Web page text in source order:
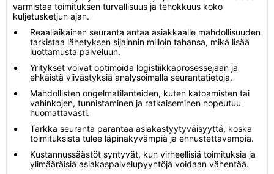
varmistaa toimituksen turvallisuus ja tehokkuus koko
kuljetusketjun ajan.
Reaaliaikainen seuranta antaa asiakkaalle mahdollisuuden
tarkistaa lähetyksen sijainnin milloin tahansa, mikä lisää
luottamusta palveluun.
Yritykset voivat optimoida logistiikkaprosessejaan ja
ehkäistä viivästyksiä analysoimalla seurantatietoja.
Mahdollisten ongelmatilanteiden, kuten katoamisten tai
vahinkojen, tunnistaminen ja ratkaiseminen nopeutuu
huomattavasti.
Tarkka seuranta parantaa asiakastyytyväisyyttä, koska
toimituksista tulee läpinäkyvämpiä ja ennustettavampia.
Kustannussäästöt syntyvät, kun virheellisiä toimituksia ja
ylimääräisiä asiakaspalvelupyyntöjä voidaan vähentää.